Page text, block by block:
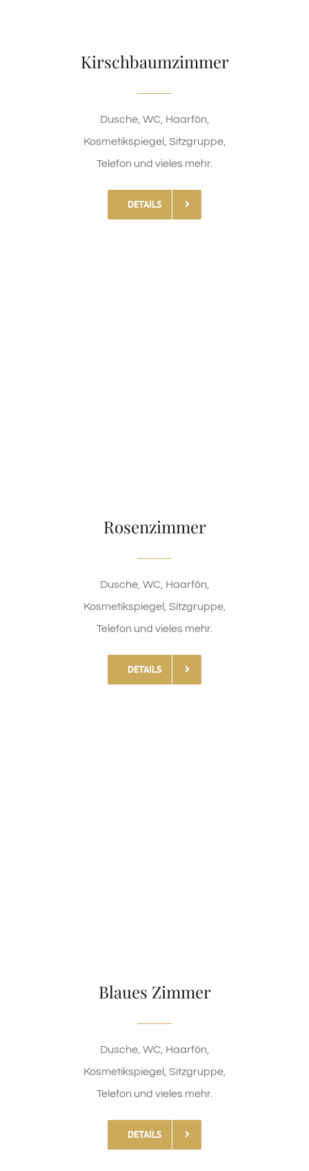
Kirschbaumzimmer
Dusche, WC, Haarfön,
Kosmetikspiegel, Sitzgruppe,
Telefon und vieles mehr.
DETAILS
Rosenzimmer
Dusche, WC, Haarfön,
Kosmetikspiegel, Sitzgruppe,
Telefon und vieles mehr.
DETAILS
Blaues Zimmer
Dusche, WC, Haarfön,
Kosmetikspiegel, Sitzgruppe,
Telefon und vieles mehr.
DETAILS